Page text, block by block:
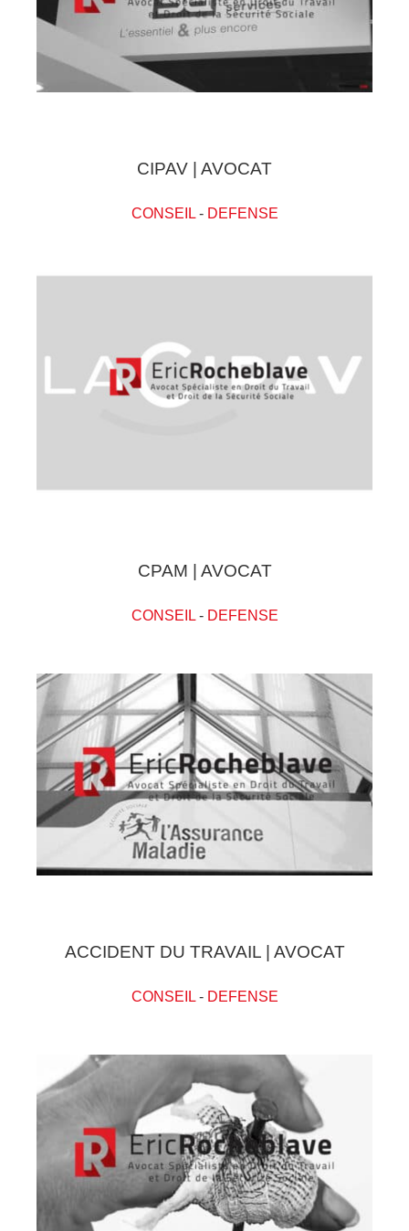
CIPAV | AVOCAT
CONSEIL- DEFENSE
CPAM | AVOCAT
CONSEIL- DEFENSE
ACCIDENT DU TRAVAIL | AVOCAT
CONSEIL- DEFENSE